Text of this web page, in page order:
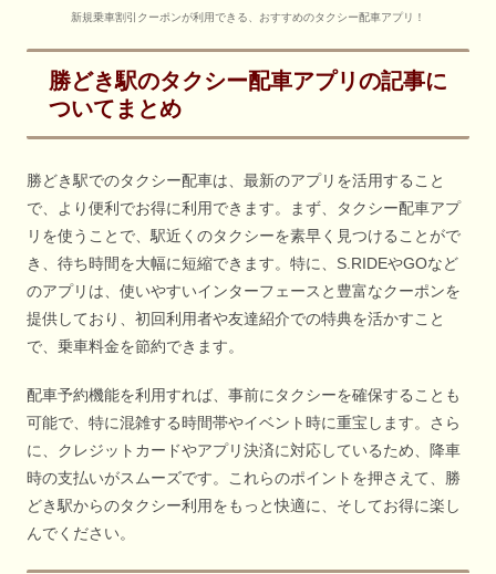
新規乗車割引クーポンが利用できる、おすすめのタクシー配車アプリ！
勝どき駅のタクシー配車アプリの記事に
ついてまとめ
勝どき駅でのタクシー配車は、最新のアプリを活用すること
で、より便利でお得に利用できます。まず、タクシー配車アプ
リを使うことで、駅近くのタクシーを素早く見つけることがで
き、待ち時間を大幅に短縮できます。特に、S.RIDEやGOなど
のアプリは、使いやすいインターフェースと豊富なクーポンを
提供しており、初回利用者や友達紹介での特典を活かすこと
で、乗車料金を節約できます。
配車予約機能を利用すれば、事前にタクシーを確保することも
可能で、特に混雑する時間帯やイベント時に重宝します。さら
に、クレジットカードやアプリ決済に対応しているため、降車
時の支払いがスムーズです。これらのポイントを押さえて、勝
どき駅からのタクシー利用をもっと快適に、そしてお得に楽し
んでください。